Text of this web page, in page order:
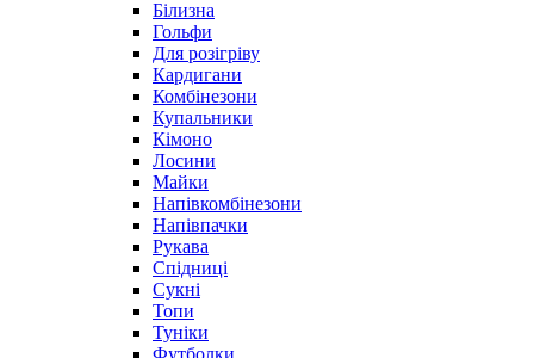
Білизна
Гольфи
Для розігріву
Кардигани
Комбінезони
Купальники
Кімоно
Лосини
Майки
Напівкомбінезони
Напівпачки
Рукава
Спідниці
Сукні
Топи
Туніки
Футболки